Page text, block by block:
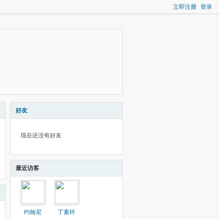
立即注册 登录
好友
现在还没有好友
最近访客
约翰尼
丁素环